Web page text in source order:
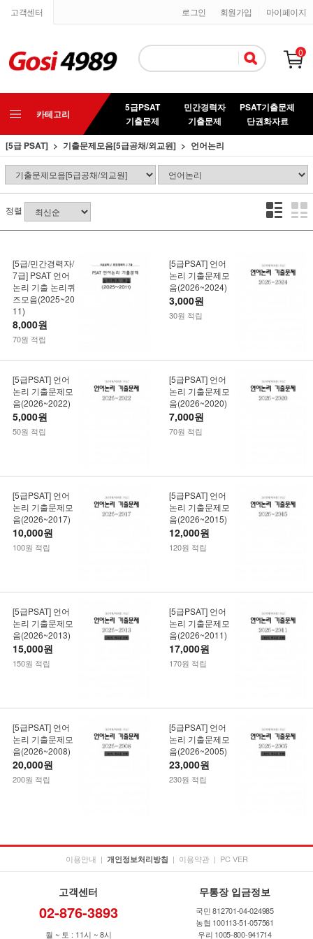
고객센터 마이페이지
회원가입
로그인
0
카테고리
5급PSAT
기출문제
민간경력자
기출문제
PSAT기출문제
단권화자료
[5급 PSAT]
기출문제모음[5급공채/외교원] 언어논리
정렬
[5급/민간경력자/
7급] PSAT 언어
논리 기출 논리퀴
즈모음(2025~20
11)
8,000원
70원 적립
[5급PSAT] 언어
논리 기출문제모
음(2026~2024)
3,000원
30원 적립
[5급PSAT] 언어
논리 기출문제모
음(2026~2022)
5,000원
50원 적립
[5급PSAT] 언어
논리 기출문제모
음(2026~2020)
7,000원
70원 적립
[5급PSAT] 언어
논리 기출문제모
음(2026~2017)
10,000원
100원 적립
[5급PSAT] 언어
논리 기출문제모
음(2026~2015)
12,000원
120원 적립
[5급PSAT] 언어
논리 기출문제모
음(2026~2013)
15,000원
150원 적립
[5급PSAT] 언어
논리 기출문제모
음(2026~2011)
17,000원
170원 적립
[5급PSAT] 언어
논리 기출문제모
음(2026~2008)
20,000원
200원 적립
[5급PSAT] 언어
논리 기출문제모
음(2026~2005)
23,000원
230원 적립
이용안내 | 개인정보처리방침 | 이용약관 | PC VER
고객센터
02-876-3893
월 ~ 토 : 11시 ~ 8시
무통장 입금정보
국민 812701-04-024985
농협 100113-51-057561
우리 1005-800-941714